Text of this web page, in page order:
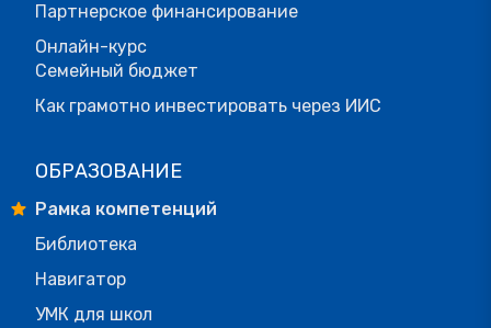
Партнерское финансирование
Онлайн-курс
Семейный бюджет
Как грамотно инвестировать через ИИС
ОБРАЗОВАНИЕ
Рамка компетенций
Библиотека
Навигатор
УМК для школ